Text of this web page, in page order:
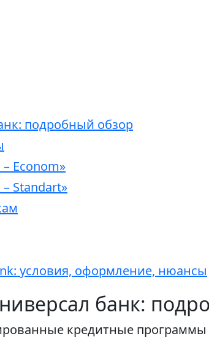
подробный обзор
Econom»
Standart»
условия, оформление, нюансы
банк:
кредитные